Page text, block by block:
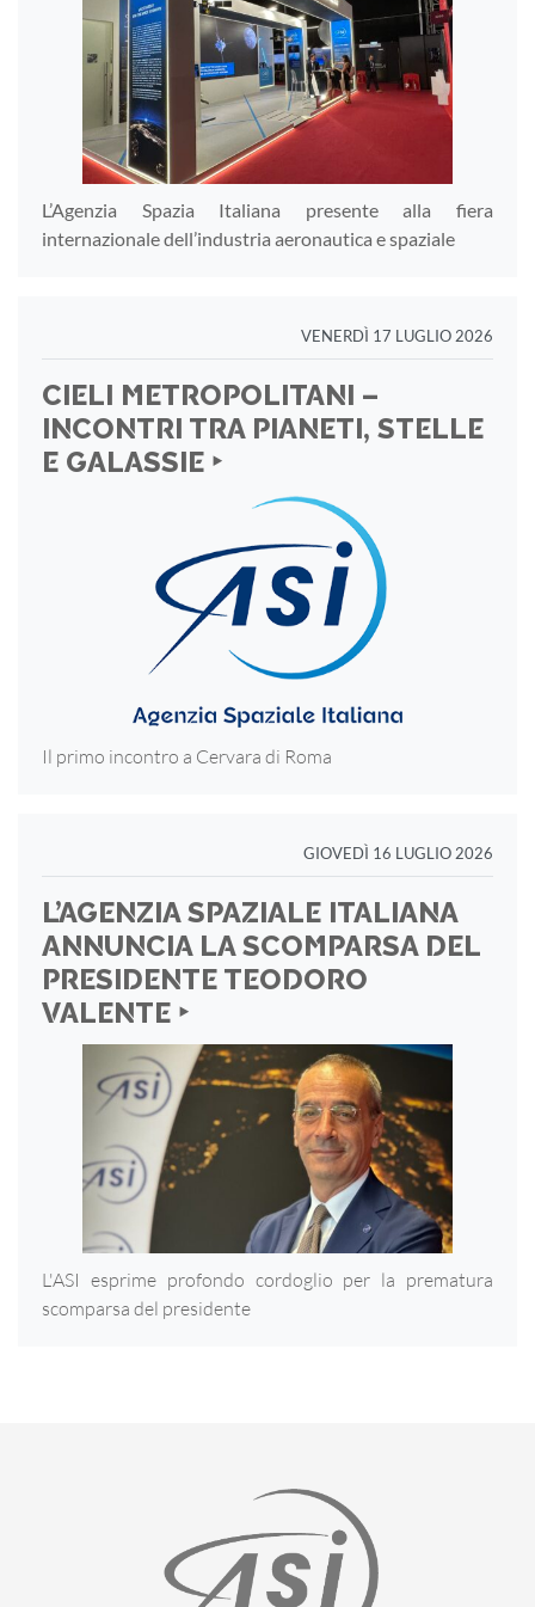
L’Agenzia Spazia Italiana presente alla fiera
internazionale dell’industria aeronautica e spaziale
VENERDÌ 17 LUGLIO 2026
CIELI METROPOLITANI –
INCONTRI TRA PIANETI, STELLE
E GALASSIE ‣
Il primo incontro a Cervara di Roma
GIOVEDÌ 16 LUGLIO 2026
L’AGENZIA SPAZIALE ITALIANA
ANNUNCIA LA SCOMPARSA DEL
PRESIDENTE TEODORO
VALENTE ‣
L'ASI esprime profondo cordoglio per la prematura
scomparsa del presidente